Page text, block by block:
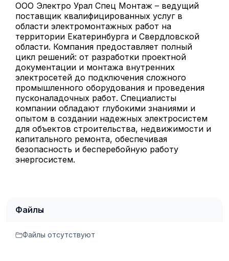
ООО Электро Урал Спец Монтаж – ведущий
поставщик квалифицированных услуг в
области электромонтажных работ на
территории Екатеринбурга и Свердловской
области. Компания предоставляет полный
цикл решений: от разработки проектной
документации и монтажа внутренних
электросетей до подключения сложного
промышленного оборудования и проведения
пусконаладочных работ. Специалисты
компании обладают глубокими знаниями и
опытом в создании надежных электросистем
для объектов строительства, недвижимости и
капитального ремонта, обеспечивая
безопасность и бесперебойную работу
энергосистем.
Файлы
Файлы отсутствуют